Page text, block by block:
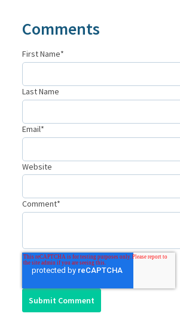
Comments
First Name*
Last Name
Email*
Website
Comment*